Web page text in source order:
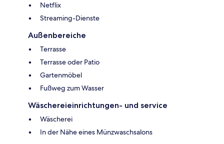
Netflix
Streaming-Dienste
Außenbereiche
Terrasse
Terrasse oder Patio
Gartenmöbel
Fußweg zum Wasser
Wäschereieinrichtungen- und service
Wäscherei
In der Nähe eines Münzwaschsalons